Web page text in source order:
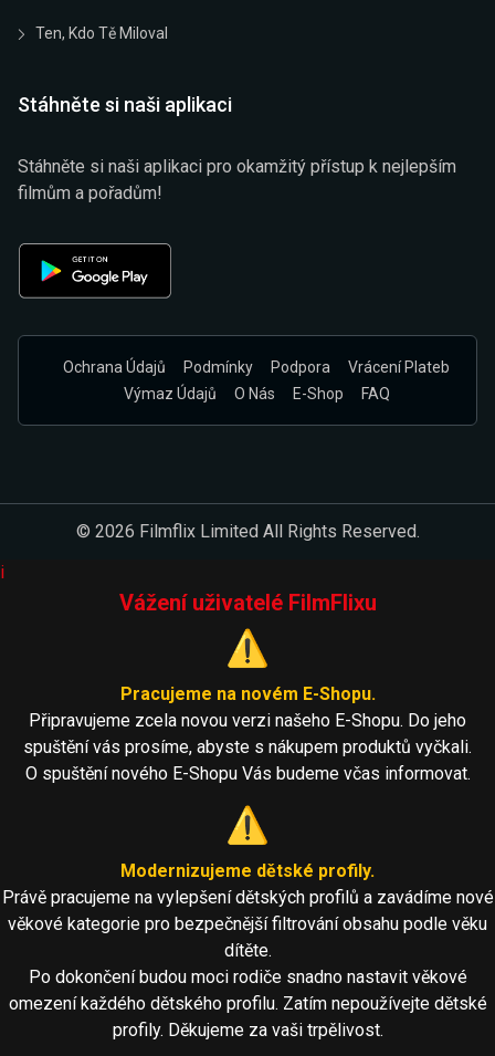
Ten, Kdo Tě Miloval
Stáhněte si naši aplikaci
Stáhněte si naši aplikaci pro okamžitý přístup k nejlepším
filmům a pořadům!
Ochrana Údajů Podmínky Podpora
Vrácení Plateb
Výmaz Údajů
O Nás E-Shop FAQ
© 2026 Filmflix Limited All Rights Reserved.
i
Vážení uživatelé FilmFlixu
⚠️
Pracujeme na novém E-Shopu.
Připravujeme zcela novou verzi našeho E-Shopu. Do jeho
spuštění vás prosíme, abyste s nákupem produktů vyčkali.
O spuštění nového E-Shopu Vás budeme včas informovat.
⚠️
Modernizujeme dětské profily.
Právě pracujeme na vylepšení dětských profilů a zavádíme nové
věkové kategorie pro bezpečnější filtrování obsahu podle věku
dítěte.
Po dokončení budou moci rodiče snadno nastavit věkové
omezení každého dětského profilu. Zatím nepoužívejte dětské
profily. Děkujeme za vaši trpělivost.